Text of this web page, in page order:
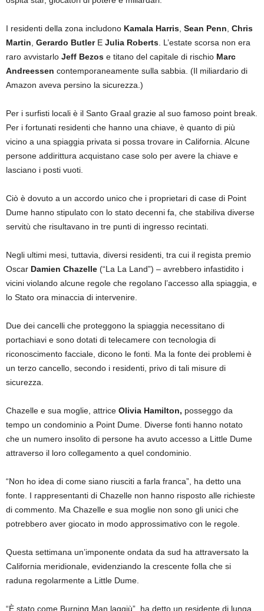
I residenti della zona includono Kamala Harris, Sean Penn, Chris
Martin, Gerardo Butler E Julia Roberts. L’estate scorsa non era
raro avvistarlo Jeff Bezos e titano del capitale di rischio Marc
Andreessen contemporaneamente sulla sabbia. (Il miliardario di
Amazon aveva persino la sicurezza.)
Per i surfisti locali è il Santo Graal grazie al suo famoso point break.
Per i fortunati residenti che hanno una chiave, è quanto di più
vicino a una spiaggia privata si possa trovare in California. Alcune
persone addirittura acquistano case solo per avere la chiave e
lasciano i posti vuoti.
Ciò è dovuto a un accordo unico che i proprietari di case di Point
Dume hanno stipulato con lo stato decenni fa, che stabiliva diverse
servitù che risultavano in tre punti di ingresso recintati.
Negli ultimi mesi, tuttavia, diversi residenti, tra cui il regista premio
Oscar Damien Chazelle (“La La Land”) – avrebbero infastidito i
vicini violando alcune regole che regolano l’accesso alla spiaggia, e
lo Stato ora minaccia di intervenire.
Due dei cancelli che proteggono la spiaggia necessitano di
portachiavi e sono dotati di telecamere con tecnologia di
riconoscimento facciale, dicono le fonti. Ma la fonte dei problemi è
un terzo cancello, secondo i residenti, privo di tali misure di
sicurezza.
Chazelle e sua moglie, attrice Olivia Hamilton, posseggo da
tempo un condominio a Point Dume. Diverse fonti hanno notato
che un numero insolito di persone ha avuto accesso a Little Dume
attraverso il loro collegamento a quel condominio.
“Non ho idea di come siano riusciti a farla franca”, ha detto una
fonte. I rappresentanti di Chazelle non hanno risposto alle richieste
di commento. Ma Chazelle e sua moglie non sono gli unici che
potrebbero aver giocato in modo approssimativo con le regole.
Questa settimana un’imponente ondata da sud ha attraversato la
California meridionale, evidenziando la crescente folla che si
raduna regolarmente a Little Dume.
“È stato come Burning Man laggiù”, ha detto un residente di lunga